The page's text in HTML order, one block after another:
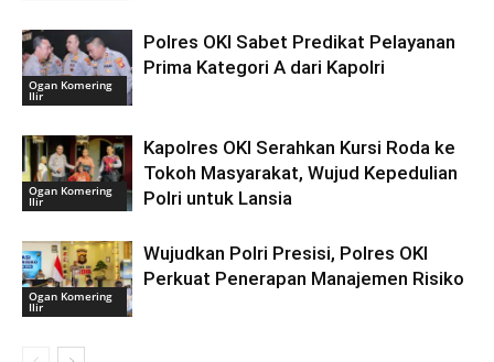
Ogan Komering
Ilir
Polres OKI Sabet Predikat Pelayanan
Prima Kategori A dari Kapolri
Ogan Komering
Ilir
Kapolres OKI Serahkan Kursi Roda ke
Tokoh Masyarakat, Wujud Kepedulian
Polri untuk Lansia
Ogan Komering
Ilir
Wujudkan Polri Presisi, Polres OKI
Perkuat Penerapan Manajemen Risiko